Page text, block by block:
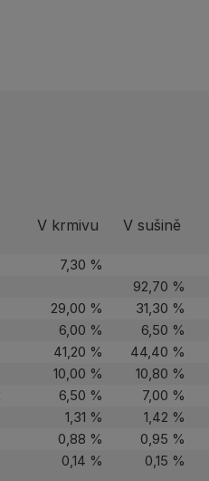
V krmivu V sušině
7,30 %
92,70 %
29,00 %
31,30 %
6,00 %
6,50 %
41,20 %
44,40 %
10,00 %
10,80 %
6,50 % 7,00 %
1,31 %
1,42 %
0,88 %
0,95 %
0,14 %
0,15 %